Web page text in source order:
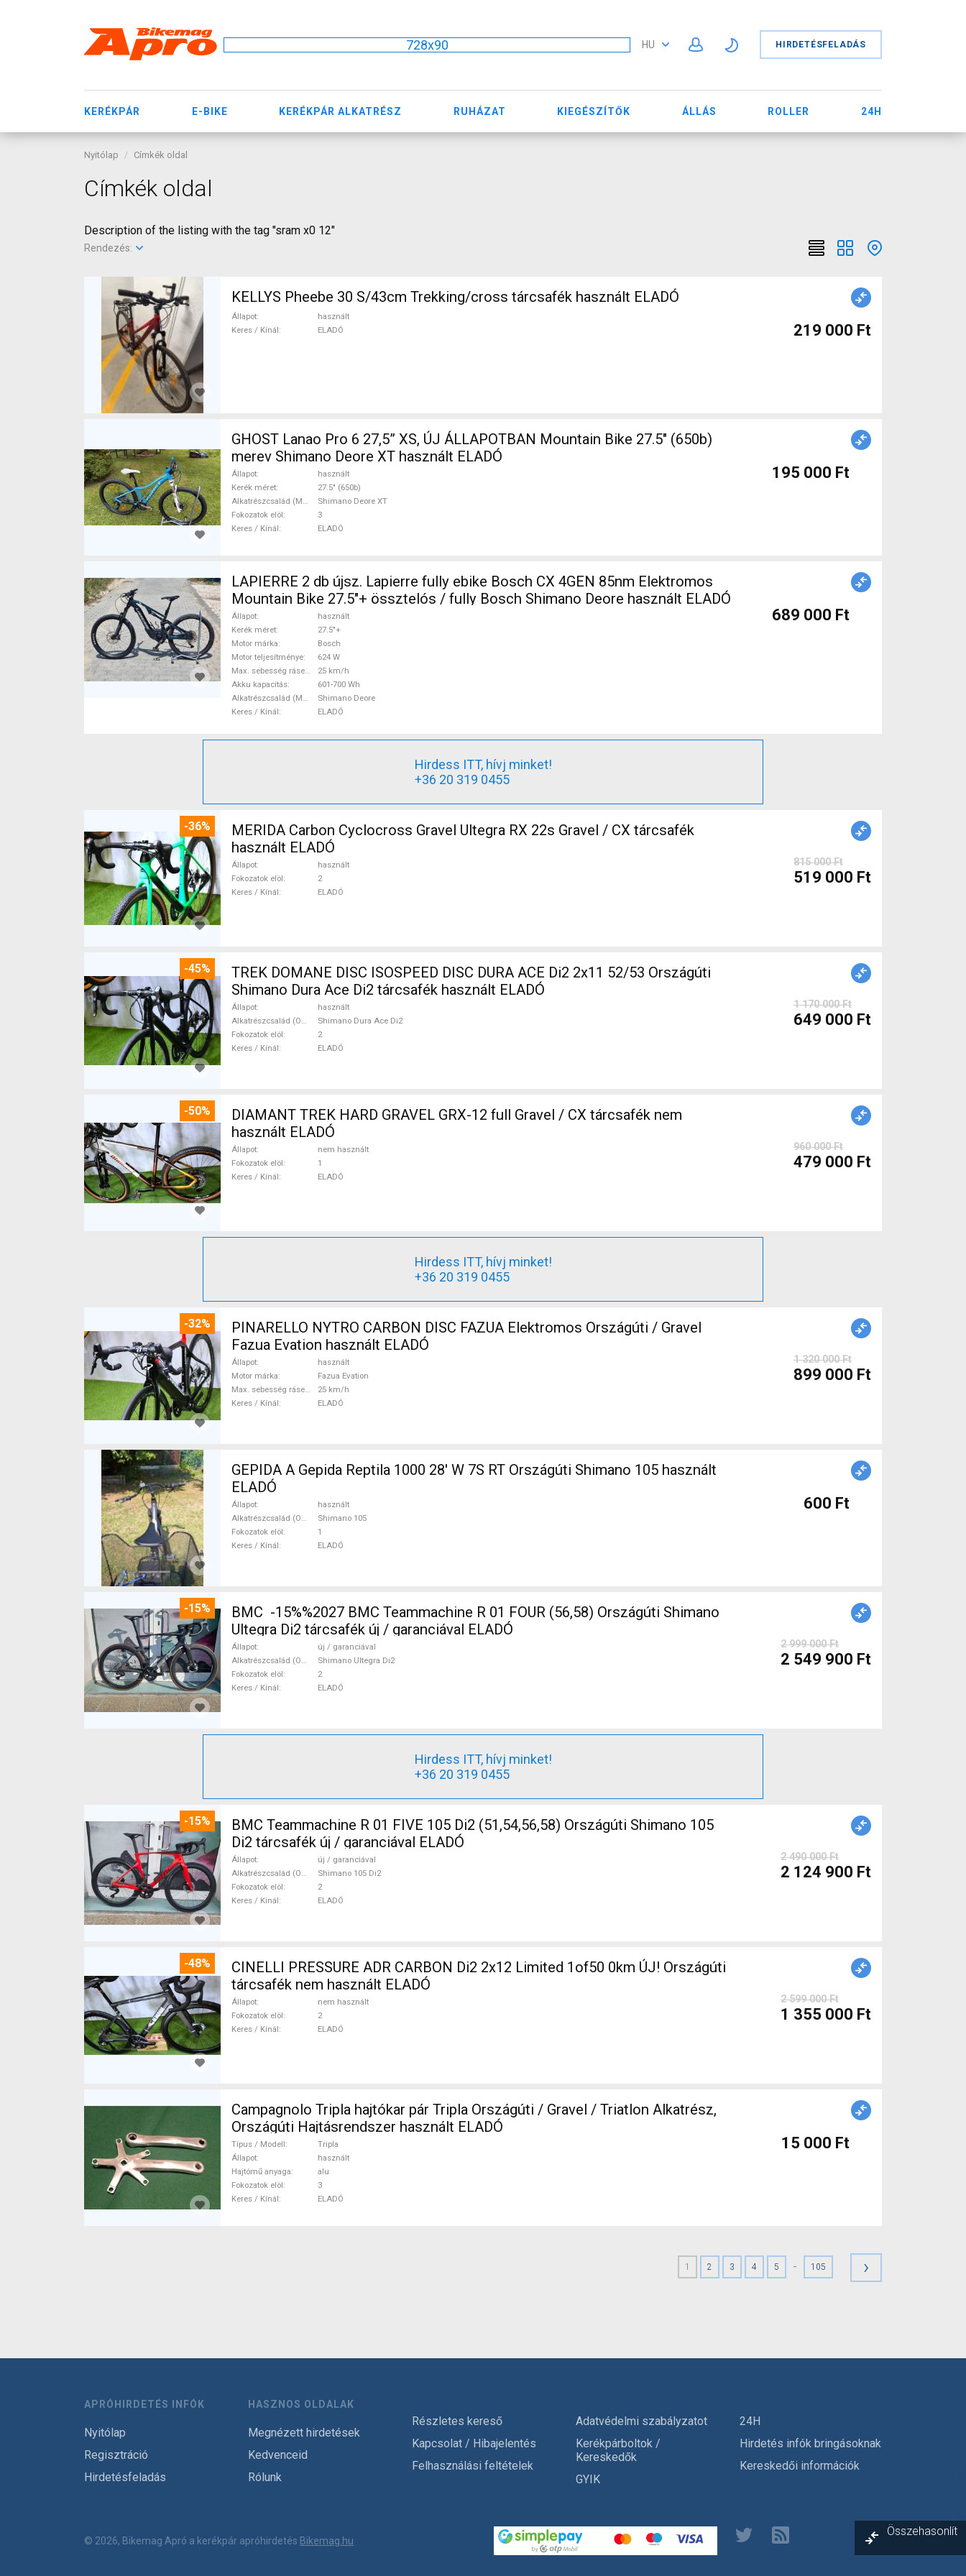
728x90 HU HIRDETÉSFELADÁS
KERÉKPÁR E-BIKE KERÉKPÁR ALKATRÉSZ RUHÁZAT KIEGÉSZÍTŐK ÁLLÁS ROLLER 24H
Nyitólap Címkék oldal
Címkék oldal
Description of the listing with the tag "sram x0 12"
Rendezés:
KELLYS Pheebe 30 S/43cm Trekking/cross tárcsafék használt ELADÓ
Állapot
használt
Keres / Kínál
ELADÓ 219 000 Ft
GHOST Lanao Pro 6 27,5” XS, ÚJ ÁLLAPOTBAN Mountain Bike 27.5" (650b)
merev Shimano Deore XT használt ELADÓ
Állapot
használt
Kerék méret
27.5" (650b)
Alkatrészcsalád (MTB)
Shimano Deore XT
Fokozatok elöl
3
Keres / Kínál
ELADÓ
195 000 Ft
LAPIERRE 2 db újsz. Lapierre fully ebike Bosch CX 4GEN 85nm Elektromos
Mountain Bike 27.5"+ össztelós / fully Bosch Shimano Deore használt ELADÓ
Állapot
használt
Kerék méret
27.5"+
Motor márka
Bosch
Motor teljesítménye
624 W
Max. sebesség rásegítéssel
25 km/h
Akku kapacitás
601-700 Wh
Alkatrészcsalád (MTB)
Shimano Deore
Keres / Kínál
ELADÓ
689 000 Ft
Hirdess ITT, hívj minket!
+36 20 319 0455
-36%
MERIDA Carbon Cyclocross Gravel Ultegra RX 22s Gravel / CX tárcsafék
használt ELADÓ
Állapot
használt
Fokozatok elöl
2
Keres / Kínál
ELADÓ
815 000 Ft
519 000 Ft
-45%
TREK DOMANE DISC ISOSPEED DISC DURA ACE Di2 2x11 52/53 Országúti
Shimano Dura Ace Di2 tárcsafék használt ELADÓ
Állapot
használt
Alkatrészcsalád (Outi)
Shimano Dura Ace Di2
Fokozatok elöl
2
Keres / Kínál
ELADÓ
1 170 000 Ft
649 000 Ft
-50%
DIAMANT TREK HARD GRAVEL GRX-12 full Gravel / CX tárcsafék nem
használt ELADÓ
Állapot
nem használt
Fokozatok elöl
1
Keres / Kínál
ELADÓ
960 000 Ft
479 000 Ft
Hirdess ITT, hívj minket!
+36 20 319 0455
-32%
PINARELLO NYTRO CARBON DISC FAZUA Elektromos Országúti / Gravel
Fazua Evation használt ELADÓ
Állapot
használt
Motor márka
Fazua Evation
Max. sebesség rásegítéssel
25 km/h
Keres / Kínál
ELADÓ
1 320 000 Ft
899 000 Ft
GEPIDA A Gepida Reptila 1000 28' W 7S RT Országúti Shimano 105 használt
ELADÓ
Állapot
használt
Alkatrészcsalád (Outi)
Shimano 105
Fokozatok elöl
1
Keres / Kínál
ELADÓ
600 Ft
-15%
BMC -15%%2027 BMC Teammachine R 01 FOUR (56,58) Országúti Shimano
Ultegra Di2 tárcsafék új / garanciával ELADÓ
Állapot
új / garanciával
Alkatrészcsalád (Outi)
Shimano Ultegra Di2
Fokozatok elöl
2
Keres / Kínál
ELADÓ
2 999 000 Ft
2 549 900 Ft
Hirdess ITT, hívj minket!
+36 20 319 0455
-15%
BMC Teammachine R 01 FIVE 105 Di2 (51,54,56,58) Országúti Shimano 105
Di2 tárcsafék új / garanciával ELADÓ
Állapot
új / garanciával
Alkatrészcsalád (Outi)
Shimano 105 Di2
Fokozatok elöl
2
Keres / Kínál
ELADÓ
2 490 000 Ft
2 124 900 Ft
-48%
CINELLI PRESSURE ADR CARBON Di2 2x12 Limited 1of50 0km ÚJ! Országúti
tárcsafék nem használt ELADÓ
Állapot
nem használt
Fokozatok elöl
2
Keres / Kínál
ELADÓ
2 599 000 Ft
1 355 000 Ft
Campagnolo Tripla hajtókar pár Tripla Országúti / Gravel / Triatlon Alkatrész,
Országúti Hajtásrendszer használt ELADÓ
Típus / Modell
Tripla
Állapot
használt
Hajtómű anyaga
alu
Fokozatok elöl
3
Keres / Kínál
ELADÓ
15 000 Ft
1 2 3 4 5 - 105 ›
APRÓHIRDETÉS INFÓK
Nyitólap
Regisztráció
Hirdetésfeladás
HASZNOS OLDALAK
Megnézett hirdetések
Kedvenceid
Rólunk
Részletes kereső
Kapcsolat / Hibajelentés
Felhasználási feltételek
Adatvédelmi szabályzatot
Kerékpárboltok /
Kereskedők
GYIK
24H
Hirdetés infók bringásoknak
Kereskedői információk
© 2026, Bikemag Apró a kerékpár apróhirdetés Bikemag.hu
Összehasonlít